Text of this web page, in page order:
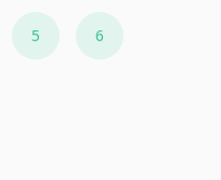
5 6